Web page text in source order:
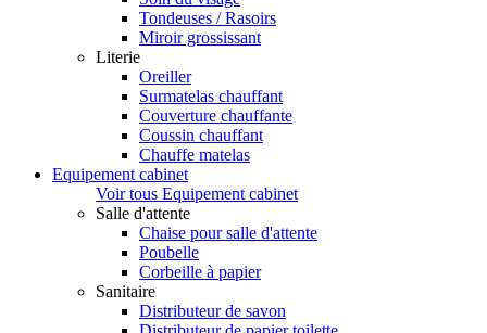
Tondeuses / Rasoirs
Miroir grossissant
Literie
Oreiller
Surmatelas chauffant
Couverture chauffante
Coussin chauffant
Chauffe matelas
Equipement cabinet
Voir tous Equipement cabinet
Salle d'attente
Chaise pour salle d'attente
Poubelle
Corbeille à papier
Sanitaire
Distributeur de savon